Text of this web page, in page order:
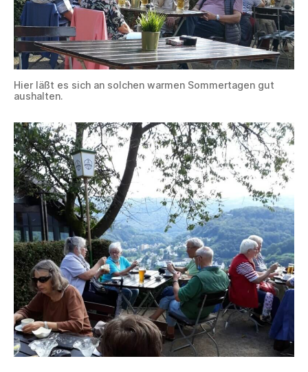
Hier läßt es sich an solchen warmen Sommertagen gut
aushalten.